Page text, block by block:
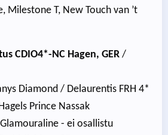
Milestone T, New Touch van ’t
CDIO4*-NC Hagen, GER /
Diamond / Delaurentis FRH 4*
Prince Nassak
- ei osallistu